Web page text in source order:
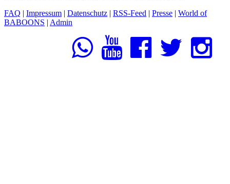
FAQ Impressum Datenschutz RSS-Feed Presse
World of
BABOONS
Admin